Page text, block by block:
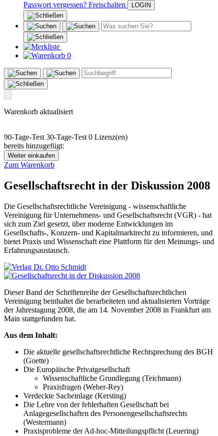
Passwort vergessen? Freischalten
0
Warenkorb aktualisiert
90-Tage-Test 30-Tage-Test 0 Lizenz(en)
bereits hinzugefügt:
Weiter einkaufen
Zum Warenkorb
Gesellschaftsrecht in der Diskussion 2008
Die Gesellschaftsrechtliche Vereinigung - wissenschaftliche
Vereinigung für Unternehmens- und Gesellschaftsrecht (VGR) - hat
sich zum Ziel gesetzt, über moderne Entwicklungen im
Gesellschafts-, Konzern- und Kapitalmarktrecht zu informieren, und
bietet Praxis und Wissenschaft eine Plattform für den Meinungs- und
Erfahrungsaustausch.
Dieser Band der Schriftenreihe der Gesellschaftsrechtlichen
Vereinigung beinhaltet die berarbeiteten und aktualisierten Vorträge
der Jahrestagung 2008, die am 14. November 2008 in Frankfurt am
Main stattgefunden hat.
Aus dem Inhalt:
Die aktuelle gesellschaftsrechtliche Rechtsprechung des BGH
(Goette)
Die Europäische Privatgesellschaft
Wissenschaftliche Grundlegung (Teichmann)
Praxisfragen (Weber-Rey)
Verdeckte Sacheinlage (Kersting)
Die Lehre von der fehlerhaften Gesellschaft bei
Anlagegesellschaften des Personengesellschaftsrechts
(Westermann)
Praxisprobleme der Ad-hoc-Mitteilungspflicht (Leuering)